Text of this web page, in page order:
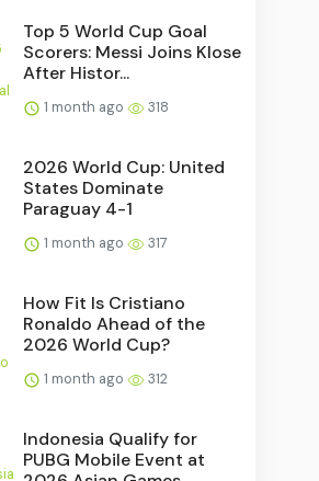
Top 5 World Cup Goal
Scorers: Messi Joins Klose
After Histor...
1 month ago 318
2026 World Cup: United
States Dominate
Paraguay 4-1
1 month ago 317
How Fit Is Cristiano
Ronaldo Ahead of the
2026 World Cup?
1 month ago 312
Indonesia Qualify for
PUBG Mobile Event at